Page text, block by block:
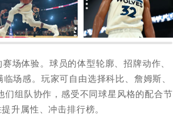
场体验。球员的体型轮廓、招牌动作、
场感。玩家可自由选择科比、詹姆斯、
组队协作，感受不同球星风格的配合节
升属性、冲击排行榜。